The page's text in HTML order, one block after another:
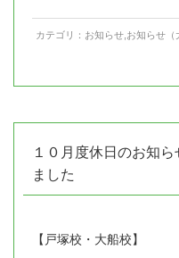
カテゴリ： お知らせ お知らせ（
１０月度休日のお知
ました
【戸塚校・大船校】